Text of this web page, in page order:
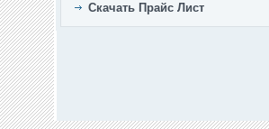
Скачать Прайс Лист